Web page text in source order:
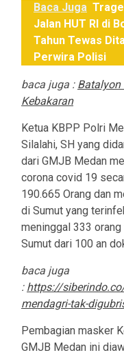
Baca Juga
Jalan HUT RI di
Tahun Tewas
Perwira Polisi
baca juga : Batalyon
Kebakaran
Ketua KBPP Polri
Silalahi, SH yang
dari GMJB Medan
corona covid 19
190.665 Orang dan
di Sumut yang
meninggal 333
Sumut dari 100 an
baca juga
: https://
mendagri-tak-
Pembagian masker
GMJB Medan ini